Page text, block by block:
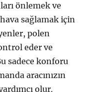
önlemek ve
sağlamak için
polen
eder ve
sadece konforu
aracınızın
olur.